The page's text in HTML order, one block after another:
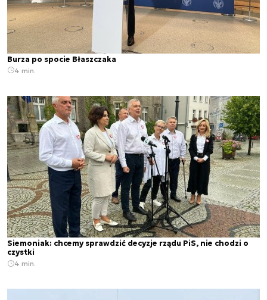
Burza po spocie Błaszczaka
4 min.
Siemoniak: chcemy sprawdzić decyzje rządu PiS, nie chodzi o
czystki
4 min.